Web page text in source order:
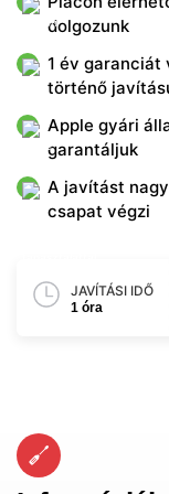
dolgozunk
1 év garanciát
történő
Apple gyári
garantáljuk
A javítást
csapat végzi
JAVÍTÁSI IDŐ
1 óra